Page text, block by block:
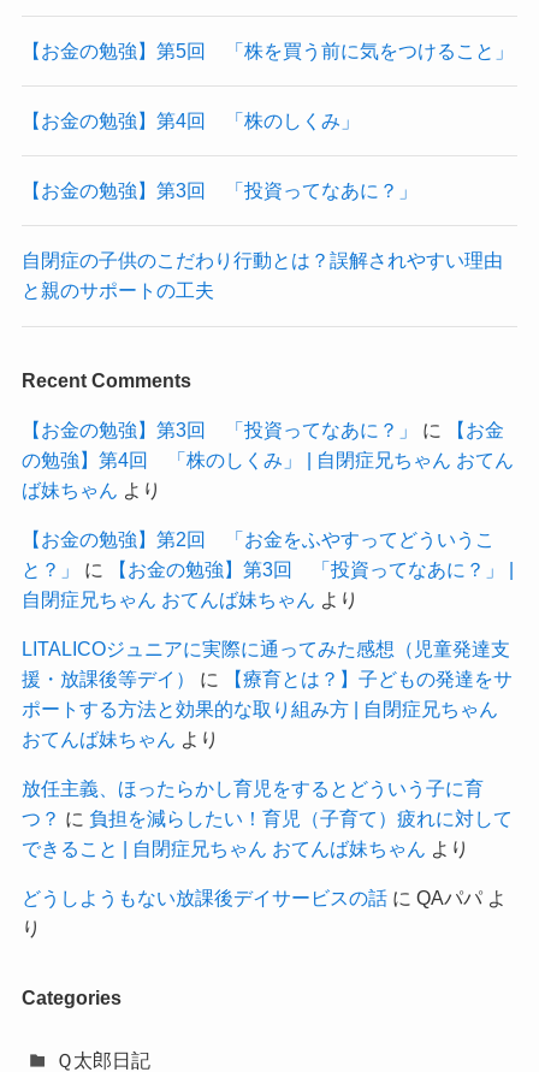
【お金の勉強】第5回 「株を買う前に気をつけること」
【お金の勉強】第4回 「株のしくみ」
【お金の勉強】第3回 「投資ってなあに？」
自閉症の子供のこだわり行動とは？誤解されやすい理由
と親のサポートの工夫
Recent Comments
【お金の勉強】第3回 「投資ってなあに？」 に
【お金
の勉強】第4回 「株のしくみ」 | 自閉症兄ちゃん おてん
ば妹ちゃん より
【お金の勉強】第2回 「お金をふやすってどういうこ
と？」
に
【お金の勉強】第3回 「投資ってなあに？」 |
自閉症兄ちゃん おてんば妹ちゃん より
LITALICOジュニアに実際に通ってみた感想（児童発達支
援・放課後等デイ）
に
【療育とは？】子どもの発達をサ
ポートする方法と効果的な取り組み方 | 自閉症兄ちゃん
おてんば妹ちゃん より
放任主義、ほったらかし育児をするとどういう子に育
つ？ に 負担を減らしたい！育児（子育て）疲れに対して
できること | 自閉症兄ちゃん おてんば妹ちゃん より
どうしようもない放課後デイサービスの話に QAパパよ
り
Categories
Ｑ太郎日記